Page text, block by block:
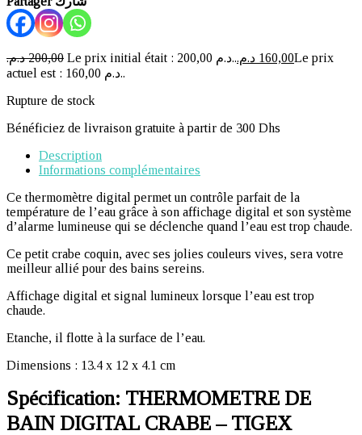
200,00 د.م. Le prix initial était : 200,00 د.م.. 160,00 د.م.
Le prix
actuel est : 160,00 د.م..
Rupture de stock
Bénéficiez de livraison gratuite à partir de 300 Dhs
Description
Informations complémentaires
Ce thermomètre digital permet un contrôle parfait de la
température de l’eau grâce à son affichage digital et son système
d’alarme lumineuse qui se déclenche quand l’eau est trop chaude.
Ce petit crabe coquin, avec ses jolies couleurs vives, sera votre
meilleur allié pour des bains sereins.
Affichage digital et signal lumineux lorsque l’eau est trop
chaude.
Etanche, il flotte à la surface de l’eau.
Dimensions : 13.4 x 12 x 4.1 cm
Spécification: THERMOMETRE DE
BAIN DIGITAL CRABE – TIGEX